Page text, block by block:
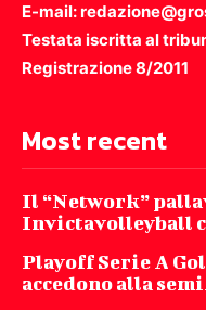
E-mail:
Testata iscritta al
Registrazione 8/2011
Most recent
Il “Network”
Invictavolleyball
Playoff Serie A
accedono alla